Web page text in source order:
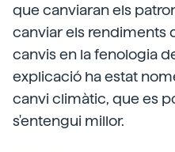
que canviaran els
canviar els rendiments
canvis en la fenologia
explicació ha estat
canvi climàtic, que es
s'entengui millor.